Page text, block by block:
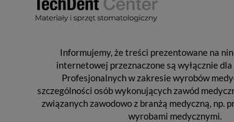
Informujemy, że treści prezentowane na
internetowej przeznaczone są wyłącznie
Profesjonalnych w zakresie wyrobów
szczególności osób wykonujących zawód
związanych zawodowo z branżą medyczną, np.
wyrobami medycznymi.
MASY WYCISKOWE Rejestracja zgryzu